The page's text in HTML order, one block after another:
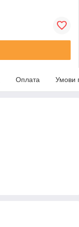
Оплата Умови